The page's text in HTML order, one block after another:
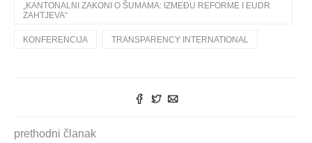
„KANTONALNI ZAKONI O ŠUMAMA: IZMEĐU REFORME I EUDR
ZAHTJEVA“
KONFERENCIJA TRANSPARENCY INTERNATIONAL
prethodni članak